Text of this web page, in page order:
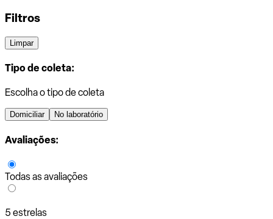
Filtros
Limpar
Tipo de coleta:
Escolha o tipo de coleta
Domiciliar No laboratório
Avaliações:
Todas as avaliações
5 estrelas